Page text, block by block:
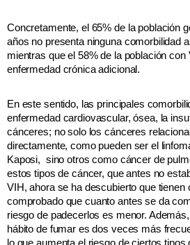
Concretamente, el 65% de la población
años no presenta ninguna comorbilidad
mientras que el 58% de la población
enfermedad crónica adicional.
En este sentido, las principales
enfermedad cardiovascular, ósea, la
cánceres; no solo los cánceres
directamente, como pueden ser el
Kaposi, sino otros como cáncer de
estos tipos de cáncer, que antes no
VIH, ahora se ha descubierto que tienen
comprobado que cuanto antes se da
riesgo de padecerlos es menor.
hábito de fumar es dos veces más